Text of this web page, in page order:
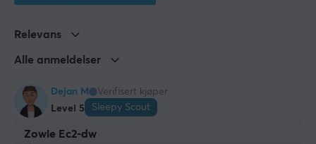
GARANTI
2 års garanti
Relevans
Alle anmeldelser
Dejan M
Verifisert kjøper
Level 5
Sleepy Scout
Zowie Ec2-dw